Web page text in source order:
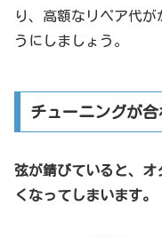
り、高額なリペア代
うにしましょう。
チューニングが合
弦が錆びていると、
くなってしまいます。